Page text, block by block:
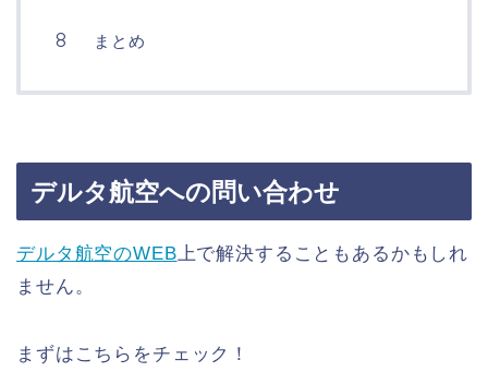
まとめ
デルタ航空への問い合わせ
デルタ航空のWEB上で解決することもあるかもしれ
ません。
まずはこちらをチェック！